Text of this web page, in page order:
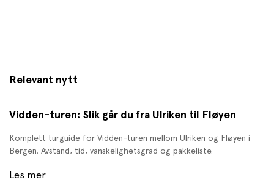
Relevant nytt
Vidden-turen: Slik går du fra Ulriken til Fløyen
Komplett turguide for Vidden-turen mellom Ulriken og Fløyen i
Bergen. Avstand, tid, vanskelighetsgrad og pakkeliste.
Les mer